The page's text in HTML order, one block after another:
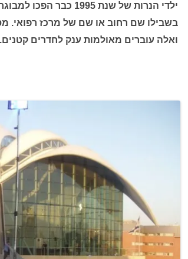
ילדי הנרות של שנת
בשבילו שם רחוב או שם של מרכז רפואי.
ואלה עוברים מאולמות ענק לחדרים קטנים.